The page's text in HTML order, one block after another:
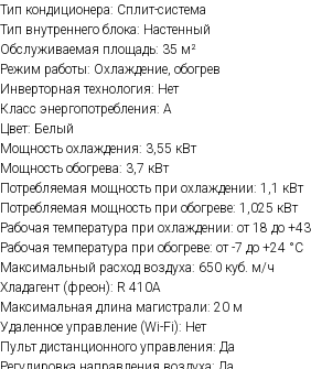
Тип кондиционера: Сплит-система
Тип внутреннего блока: Настенный
Обслуживаемая площадь: 35 м²
Режим работы: Охлаждение, обогрев
Инверторная технология: Нет
Класс энергопотребления: A
Цвет: Белый
Мощность охлаждения: 3,55 кВт
Мощность обогрева: 3,7 кВт
Потребляемая мощность при охлаждении: 1,1 кВт
Потребляемая мощность при обогреве: 1,025 кВт
Рабочая температура при охлаждении: от 18 до
Рабочая температура при обогреве: от -7 до +24 °C
Максимальный расход воздуха: 650 куб. м/ч
Хладагент (фреон): R 410A
Максимальная длина магистрали: 20 м
Удаленное управление (Wi-Fi): Нет
Пульт дистанционного управления: Да